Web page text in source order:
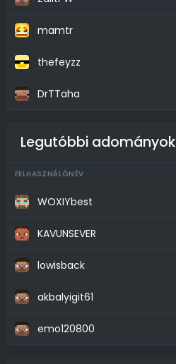
mamtr
thefeyzz
DrTTaha
Legutóbbi adományok
FELHASZNÁLÓNÉV
WOXIYbest
KAVUNSEVER
lowisback
akbalyigit61
emo120800